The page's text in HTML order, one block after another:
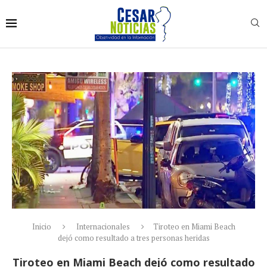
Inicio Internacionales
Tiroteo en Miami Beach
dejó como resultado a tres personas heridas
Tiroteo en Miami Beach dejó como resultado